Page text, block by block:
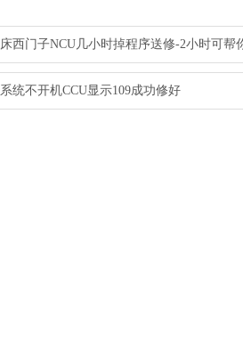
西门子NCU几小时掉程序送修-2小时可帮
统不开机CCU显示109成功修好